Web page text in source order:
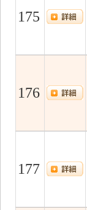
175
176
177